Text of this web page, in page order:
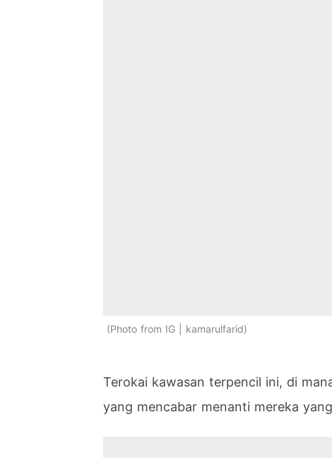
Photo from IG | kamarulfarid
Terokai kawasan terpencil ini, di
yang mencabar menanti mereka